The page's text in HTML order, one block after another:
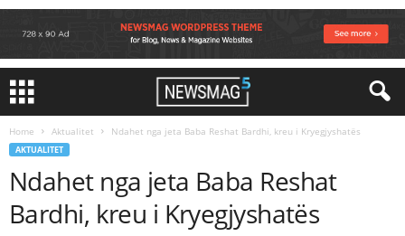
Home Aktualitet Ndahet nga jeta Baba Reshat Bardhi, kreu i Kryegjyshatës
AKTUALITET
Ndahet nga jeta Baba Reshat
Bardhi, kreu i Kryegjyshatës